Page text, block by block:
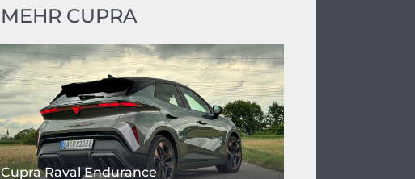
MEHR CUPRA
Cupra Raval Endurance